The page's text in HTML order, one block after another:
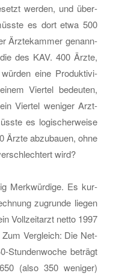
wer­den, und über­
es dort etwa 500
Ärz­te­kam­mer ge­nann­
des KAV. 400 Ärzte,
eine Pro­duk­ti­vi­
Vier­tel be­deu­ten,
Vier­tel we­ni­ger Arzt-
es lo­gi­scher­wei­se
Ärzte ab­zu­bau­en, ohne
wird?
Merk­wür­di­ge. Es kur­
zu­grun­de lie­gen
Voll­zeit­arzt netto 1997
Ver­gleich: Die Net­
Stun­den­wo­che be­trägt
(also 350 we­ni­ger)